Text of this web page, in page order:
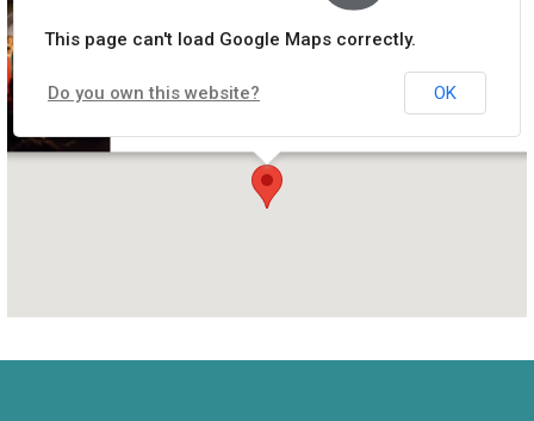
This page can't load Google Maps correctly.
Do you own this website? OK